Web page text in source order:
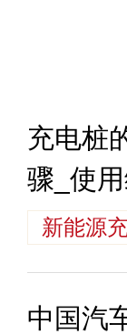
充电桩
骤_使
新能源
中国汽